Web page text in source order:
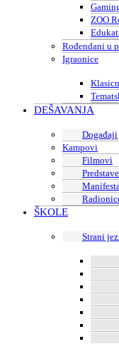
ZOO
Rođendani u
Igraonice
DEŠAVANJA
Događaji
Kampovi
Filmovi
Predstave
ŠKOLE
Strani